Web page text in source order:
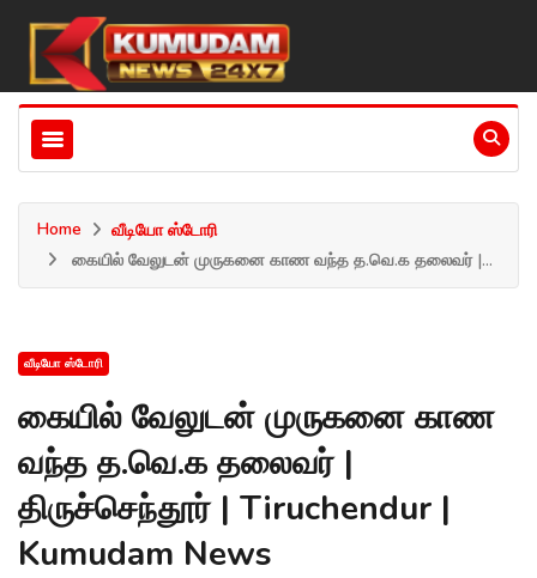
Home
வீடியோ ஸ்டோரி
கையில் வேலுடன் முருகனை காண வந்த த.வெ.க தலைவர் |...
வீடியோ ஸ்டோரி
கையில் வேலுடன் முருகனை காண
வந்த த.வெ.க தலைவர் |
திருச்செந்தூர் | Tiruchendur |
Kumudam News